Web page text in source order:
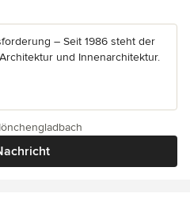
– Seit 1986 steht der
und Innenarchitektur.